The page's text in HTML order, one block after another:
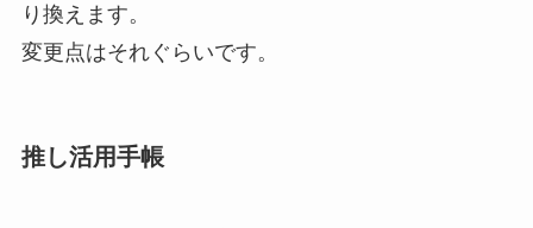
り換えます。
変更点はそれぐらいです。
推し活用手帳